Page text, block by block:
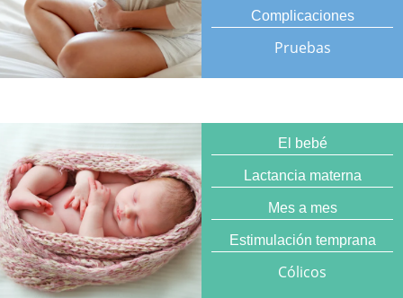
Complicaciones
Pruebas
El bebé
Lactancia materna
Mes a mes
Estimulación temprana
Cólicos